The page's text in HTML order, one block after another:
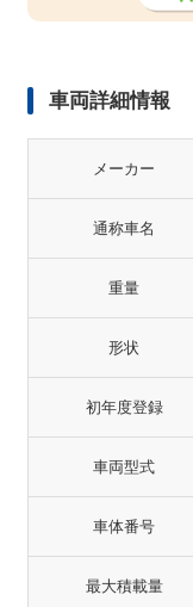
車両詳細情報
メーカー
通称車名
重量
形状
初年度登録
車両型式
車体番号
最大積載量